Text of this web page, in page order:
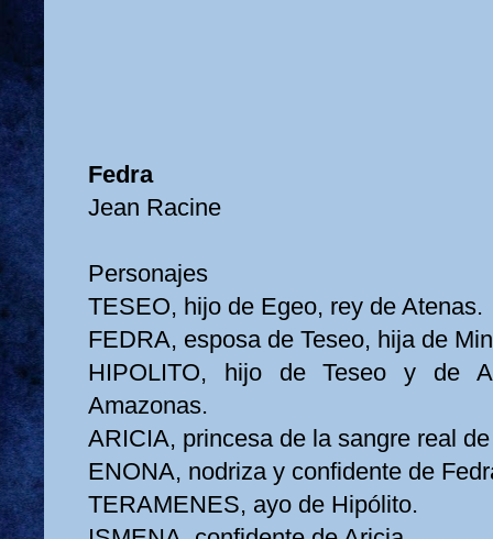
Fedra
Jean Racine
Personajes
TESEO, hijo de Egeo, rey de Atenas.
FEDRA, esposa de Teseo, hija de
HIPOLITO, hijo de Teseo y de
Amazonas.
ARICIA, princesa de la sangre real
ENONA, nodriza y confidente de
TERAMENES, ayo de Hipólito.